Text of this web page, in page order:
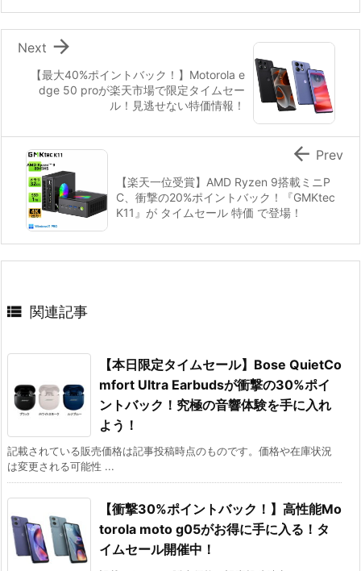
【最大40%ポイントバック！】Motorola e
dge 50 proが楽天市場で限定タイムセー
ル！見逃せない特価情報！

Next
【楽天一位受賞】AMD Ryzen 9搭載ミニP
C、衝撃の20%ポイントバック！『GMKtec
K11』が タイムセール 特価 で登場！
 Prev
 関連記事
【本日限定タイムセール】Bose QuietCo
mfort Ultra Earbudsが衝撃の30%ポイ
ントバック！究極の音響体験を手に入れ
よう！
記載されている販売価格は記事投稿時点のものです。価格や在庫状況
は変更される可能性 ...
【衝撃30%ポイントバック！】高性能Mo
torola moto g05がお得に手に入る！タ
イムセール開催中！